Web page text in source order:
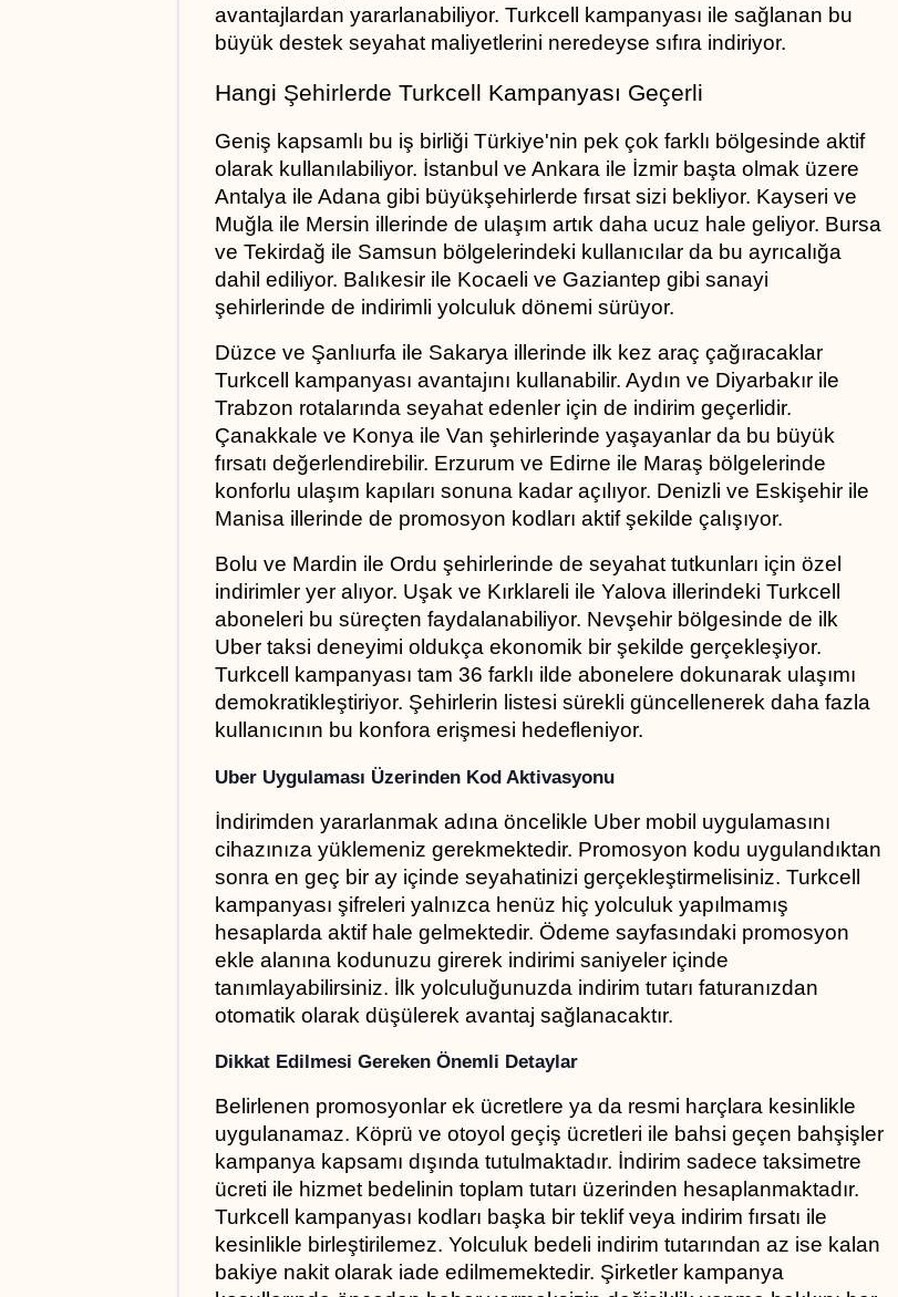
avantajlardan yararlanabiliyor. Turkcell kampanyası ile sağlanan bu
büyük destek seyahat maliyetlerini neredeyse sıfıra indiriyor.
Hangi Şehirlerde Turkcell Kampanyası Geçerli
Geniş kapsamlı bu iş birliği Türkiye'nin pek çok farklı bölgesinde aktif
olarak kullanılabiliyor. İstanbul ve Ankara ile İzmir başta olmak üzere
Antalya ile Adana gibi büyükşehirlerde fırsat sizi bekliyor. Kayseri ve
Muğla ile Mersin illerinde de ulaşım artık daha ucuz hale geliyor. Bursa
ve Tekirdağ ile Samsun bölgelerindeki kullanıcılar da bu ayrıcalığa
dahil ediliyor. Balıkesir ile Kocaeli ve Gaziantep gibi sanayi
şehirlerinde de indirimli yolculuk dönemi sürüyor.
Düzce ve Şanlıurfa ile Sakarya illerinde ilk kez araç çağıracaklar
Turkcell kampanyası avantajını kullanabilir. Aydın ve Diyarbakır ile
Trabzon rotalarında seyahat edenler için de indirim geçerlidir.
Çanakkale ve Konya ile Van şehirlerinde yaşayanlar da bu büyük
fırsatı değerlendirebilir. Erzurum ve Edirne ile Maraş bölgelerinde
konforlu ulaşım kapıları sonuna kadar açılıyor. Denizli ve Eskişehir ile
Manisa illerinde de promosyon kodları aktif şekilde çalışıyor.
Bolu ve Mardin ile Ordu şehirlerinde de seyahat tutkunları için özel
indirimler yer alıyor. Uşak ve Kırklareli ile Yalova illerindeki Turkcell
aboneleri bu süreçten faydalanabiliyor. Nevşehir bölgesinde de ilk
Uber taksi deneyimi oldukça ekonomik bir şekilde gerçekleşiyor.
Turkcell kampanyası tam 36 farklı ilde abonelere dokunarak ulaşımı
demokratikleştiriyor. Şehirlerin listesi sürekli güncellenerek daha fazla
kullanıcının bu konfora erişmesi hedefleniyor.
Uber Uygulaması Üzerinden Kod Aktivasyonu
İndirimden yararlanmak adına öncelikle Uber mobil uygulamasını
cihazınıza yüklemeniz gerekmektedir. Promosyon kodu uygulandıktan
sonra en geç bir ay içinde seyahatinizi gerçekleştirmelisiniz. Turkcell
kampanyası şifreleri yalnızca henüz hiç yolculuk yapılmamış
hesaplarda aktif hale gelmektedir. Ödeme sayfasındaki promosyon
ekle alanına kodunuzu girerek indirimi saniyeler içinde
tanımlayabilirsiniz. İlk yolculuğunuzda indirim tutarı faturanızdan
otomatik olarak düşülerek avantaj sağlanacaktır.
Dikkat Edilmesi Gereken Önemli Detaylar
Belirlenen promosyonlar ek ücretlere ya da resmi harçlara kesinlikle
uygulanamaz. Köprü ve otoyol geçiş ücretleri ile bahsi geçen bahşişler
kampanya kapsamı dışında tutulmaktadır. İndirim sadece taksimetre
ücreti ile hizmet bedelinin toplam tutarı üzerinden hesaplanmaktadır.
Turkcell kampanyası kodları başka bir teklif veya indirim fırsatı ile
kesinlikle birleştirilemez. Yolculuk bedeli indirim tutarından az ise kalan
bakiye nakit olarak iade edilmemektedir. Şirketler kampanya